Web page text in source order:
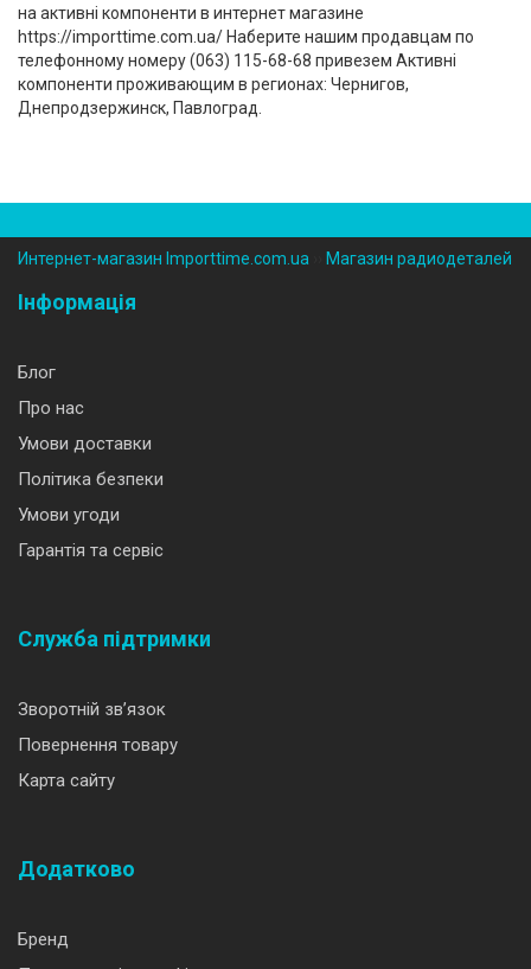
на активні компоненти в интернет магазине
https://importtime.com.ua/ Наберите нашим продавцам по
телефонному номеру (‎063) 115-68-68 привезем Активні
компоненти проживающим в регионах: Чернигов,
Днепродзержинск, Павлоград.
Интернет-магазин Importtime.com.ua Магазин радиодеталей
Інформація
Блог
Про нас
Умови доставки
Політика безпеки
Умови угоди
Гарантія та сервіс
Служба підтримки
Зворотній зв’язок
Повернення товару
Карта сайту
Додатково
Бренд